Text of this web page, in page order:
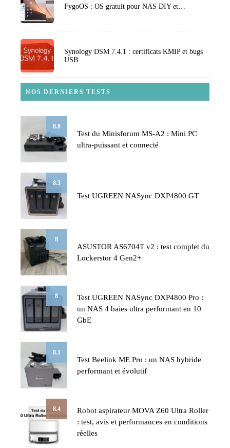
FygoOS : OS gratuit pour NAS DIY et…
Synology DSM 7.4.1 : certificats KMIP et bugs
USB
NOS DERNIERS TESTS
8.8
Test du Minisforum MS-A2 : Mini PC
ultra-puissant et connecté
8.3
Test UGREEN NASync DXP4800 GT
8
ASUSTOR AS6704T v2 : test complet du
Lockerstor 4 Gen2+
8
Test UGREEN NASync DXP4800 Pro :
un NAS 4 baies ultra performant en 10
GbE
8.1
Test Beelink ME Pro : un NAS hybride
performant et évolutif
8.4
Robot aspirateur MOVA Z60 Ultra Roller
: test, avis et performances en conditions
réelles